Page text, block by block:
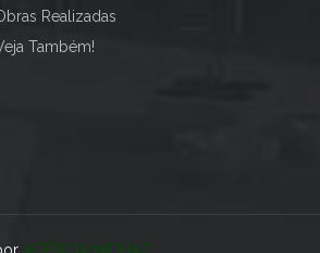
Realizadas
Também!